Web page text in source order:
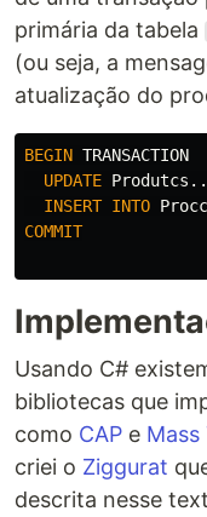
primária da tabela
(ou seja, a
atualização do
BEGIN TRANSACTION
UPDATE Produtcs
INSERT INTO
COMMIT
Usando C#
bibliotecas que
como CAP e Mass
criei o Ziggurat
descrita nesse